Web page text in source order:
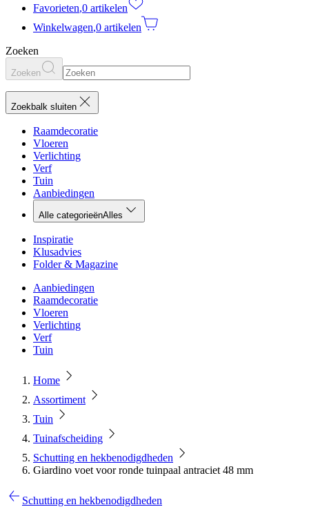
Favorieten,0 artikelen
Winkelwagen,0 artikelen
Zoeken
Zoeken
Zoekbalk sluiten
Raamdecoratie
Vloeren
Verlichting
Verf
Tuin
Aanbiedingen
Alle categorieënAlles
Inspiratie
Klusadvies
Folder & Magazine
Aanbiedingen
Raamdecoratie
Vloeren
Verlichting
Verf
Tuin
Home
Assortiment
Tuin
Tuinafscheiding
Schutting en hekbenodigdheden
Giardino voet voor ronde tuinpaal antraciet 48 mm
Schutting en hekbenodigdheden